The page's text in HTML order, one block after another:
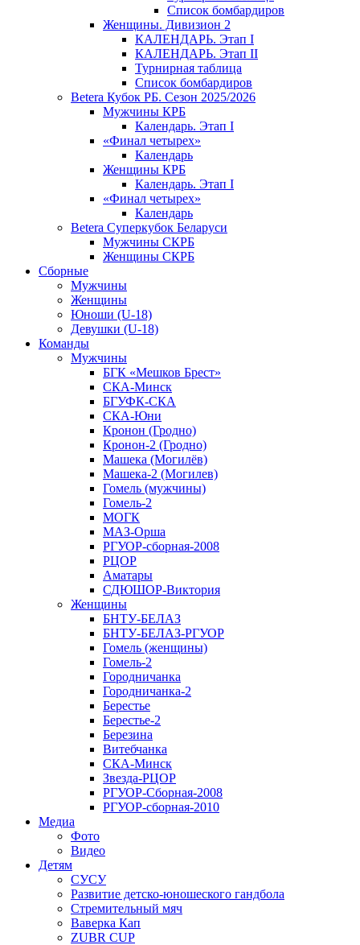
Список бомбардиров
Женщины. Дивизион 2
КАЛЕНДАРЬ. Этап I
КАЛЕНДАРЬ. Этап II
Турнирная таблица
Список бомбардиров
Betera Кубок РБ. Сезон 2025/2026
Мужчины КРБ
Календарь. Этап I
«Финал четырех»
Календарь
Женщины КРБ
Календарь. Этап I
«Финал четырех»
Календарь
Betera Суперкубок Беларуси
Мужчины СКРБ
Женщины СКРБ
Сборные
Мужчины
Женщины
Юноши (U-18)
Девушки (U-18)
Команды
Мужчины
БГК «Мешков Брест»
СКА-Минск
БГУФК-СКА
СКА-Юни
Кронон (Гродно)
Кронон-2 (Гродно)
Машека (Могилёв)
Машека-2 (Могилев)
Гомель (мужчины)
Гомель-2
МОГК
МАЗ-Орша
РГУОР-сборная-2008
РЦОР
Аматары
СДЮШОР-Виктория
Женщины
БНТУ-БЕЛАЗ
БНТУ-БЕЛАЗ-РГУОР
Гомель (женщины)
Гомель-2
Городничанка
Городничанка-2
Берестье
Берестье-2
Березина
Витебчанка
СКА-Минск
Звезда-РЦОР
РГУОР-Сборная-2008
РГУОР-сборная-2010
Медиа
Фото
Видео
Детям
СУСУ
Развитие детско-юношеского гандбола
Стремительный мяч
Ваверка Кап
ZUBR CUP